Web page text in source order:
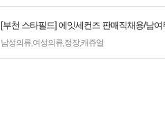
[부천 스타필드] 에잇세컨즈 판매직채용/남
남성의류,여성의류,정장,캐쥬얼